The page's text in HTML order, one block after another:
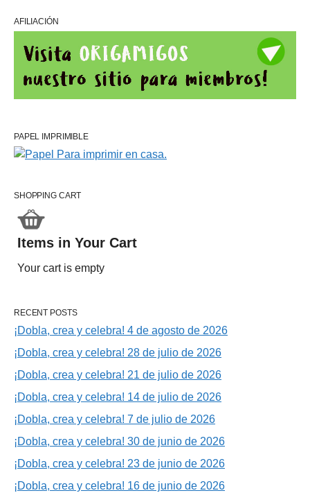
AFILIACIÓN
PAPEL IMPRIMIBLE
SHOPPING CART
Items in Your Cart
Your cart is empty
RECENT POSTS
¡Dobla, crea y celebra! 4 de agosto de 2026
¡Dobla, crea y celebra! 28 de julio de 2026
¡Dobla, crea y celebra! 21 de julio de 2026
¡Dobla, crea y celebra! 14 de julio de 2026
¡Dobla, crea y celebra! 7 de julio de 2026
¡Dobla, crea y celebra! 30 de junio de 2026
¡Dobla, crea y celebra! 23 de junio de 2026
¡Dobla, crea y celebra! 16 de junio de 2026